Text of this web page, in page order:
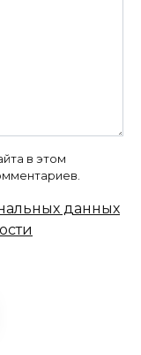
в этом
данных